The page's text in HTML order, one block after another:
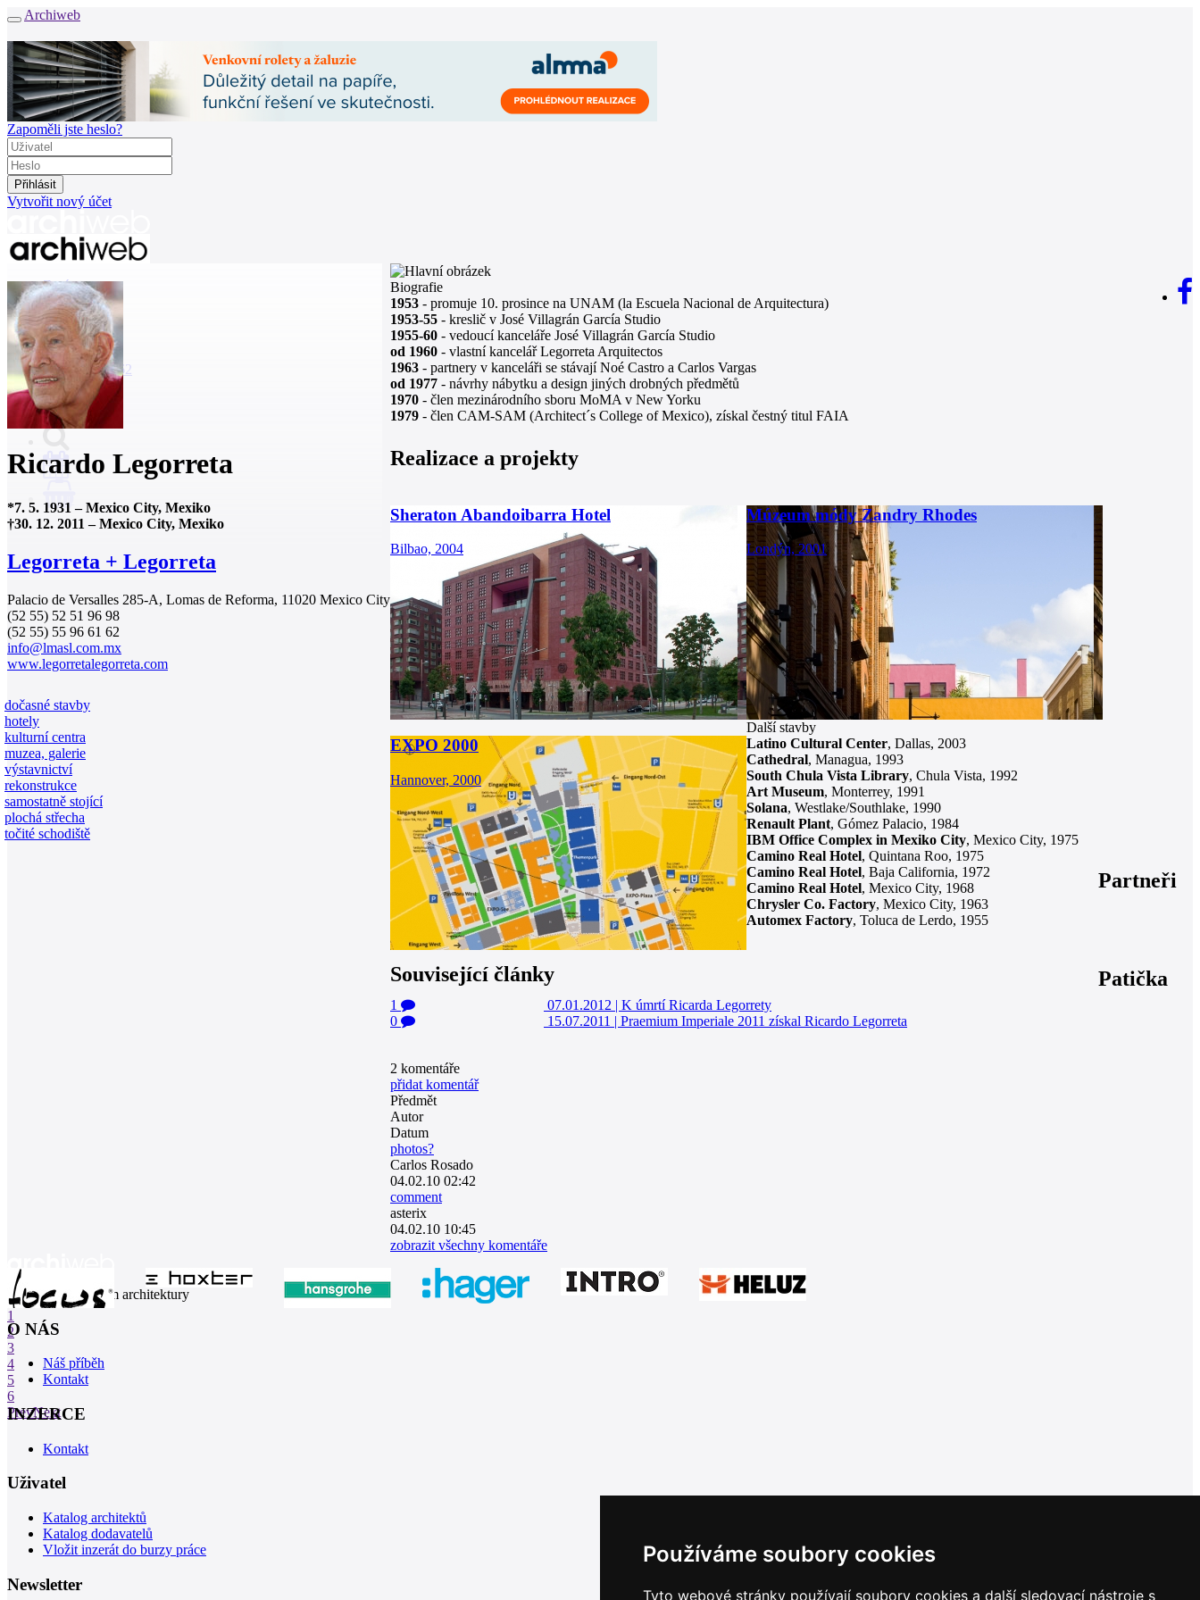
Používáme soubory cookies
Tyto webové stránky používají soubory cookies a další sledovací nástroje s
Archiweb
Zapoměli jste heslo?
Vytvořit nový účet
Zprávy
Architekti
Stavby
Katalog
E-shop
Burza práce162
en
0
Ricardo Legorreta
*7. 5. 1931–Mexico City, Mexiko
†30. 12. 2011–Mexico City, Mexiko
Legorreta + Legorreta
Palacio de Versalles 285-A, Lomas de Reforma, 11020 Mexico City
(52 55) 52 51 96 98
(52 55) 55 96 61 62
info@lmasl.com.mx
www.legorretalegorreta.com
dočasné stavby
hotely
kulturní centra
muzea, galerie
výstavnictví
rekonstrukce
samostatně stojící
plochá střecha
točité schodiště
Biografie
1953 - promuje 10. prosince na UNAM (la Escuela Nacional de Arquitectura)
1953-55 - kreslič v José Villagrán García Studio
1955-60 - vedoucí kanceláře José Villagrán García Studio
od 1960 - vlastní kancelář Legorreta Arquitectos
1963 - partnery v kanceláři se stávají Noé Castro a Carlos Vargas
od 1977 - návrhy nábytku a design jiných drobných předmětů
1970 - člen mezinárodního sboru MoMA v New Yorku
1979 - člen CAM-SAM (Architect´s College of Mexico), získal čestný titul FAIA
Realizace a projekty
Sheraton Abandoibarra Hotel
Bilbao, 2004
Múzeum módy Zandry Rhodes
Londýn, 2001
EXPO 2000
Hannover, 2000
Další stavby
Latino Cultural Center, Dallas, 2003
Cathedral, Managua, 1993
South Chula Vista Library, Chula Vista, 1992
Art Museum, Monterrey, 1991
Solana, Westlake/Southlake, 1990
Renault Plant, Gómez Palacio, 1984
IBM Office Complex in Mexiko City, Mexico City, 1975
Camino Real Hotel, Quintana Roo, 1975
Camino Real Hotel, Baja California, 1972
Camino Real Hotel, Mexico City, 1968
Chrysler Co. Factory, Mexico City, 1963
Automex Factory, Toluca de Lerdo, 1955
Související články
1 07.01.2012 | K úmrtí Ricarda Legorrety
0
15.07.2011 | Praemium Imperiale 2011 získal Ricardo Legorreta
2 komentáře
přidat komentář
Předmět
Autor
Datum
photos?
Carlos Rosado
04.02.10 02:42
comment
asterix
04.02.10 10:45
zobrazit všechny komentáře
Partneři
1
2
3
4
5
6
PrevNext
Patička
internetové centrum architektury
O NÁS
Náš příběh
Kontakt
INZERCE
Kontakt
Uživatel
Katalog architektů
Katalog dodavatelů
Vložit inzerát do burzy práce
Newsletter